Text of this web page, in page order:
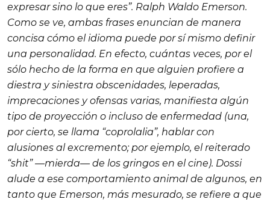
expresar sino lo que eres”. Ralph Waldo Emerson.
Como se ve, ambas frases enuncian de manera
concisa cómo el idioma puede por sí mismo definir
una personalidad. En efecto, cuántas veces, por el
sólo hecho de la forma en que alguien profiere a
diestra y siniestra obscenidades, leperadas,
imprecaciones y ofensas varias, manifiesta algún
tipo de proyección o incluso de enfermedad (una,
por cierto, se llama “coprolalia”, hablar con
alusiones al excremento; por ejemplo, el reiterado
“shit” —mierda— de los gringos en el cine). Dossi
alude a ese comportamiento animal de algunos, en
tanto que Emerson, más mesurado, se refiere a que